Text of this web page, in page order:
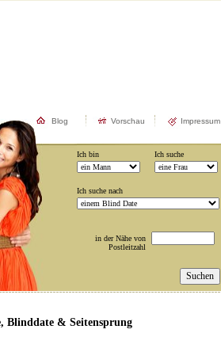
Blog Vorschau Impressum
Ich bin Ich suche
Ich suche nach
in der Nähe von
Postleitzahl
Blinddate & Seitensprung